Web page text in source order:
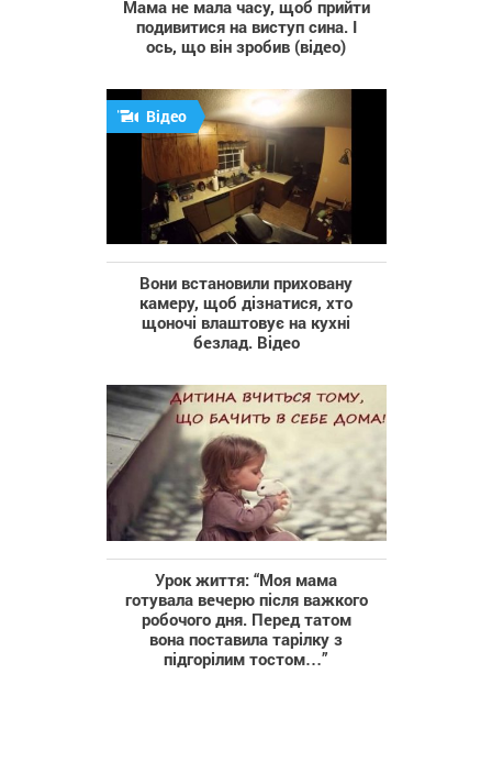
Мама не мала часу, щоб прийти
подивитися на виступ сина. І
ось, що він зробив (відео)
Відео
Вони встановили приховану
камеру, щоб дізнатися, хто
щоночі влаштовує на кухні
безлад. Відео
Урок життя: “Моя мама
готувала вечерю після важкого
робочого дня. Перед татом
вона поставила тарілку з
підгорілим тостом…”